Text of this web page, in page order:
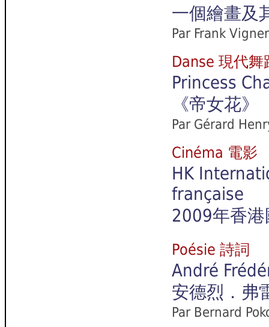
一個繪畫及
Par Frank
Danse 現代舞
Princess
《帝女花》
Par Gérard
Cinéma 電影
HK
française
2009年香
Poésie 詩詞
André
安德烈．弗
Par Bernard